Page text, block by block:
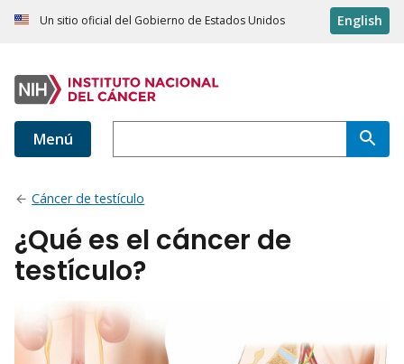
Un sitio oficial del Gobierno de Estados Unidos English
Menú
Cáncer de testículo
¿Qué es el cáncer de
testículo?